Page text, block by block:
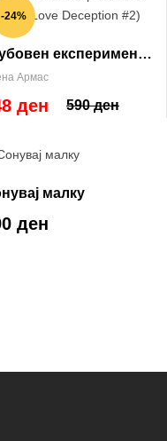
-24%
експеримент
Њујорк (Love
#2)
Армас
590 ден
ден
малку
ден